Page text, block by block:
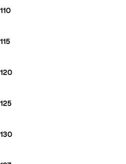
110
115
120
125
130